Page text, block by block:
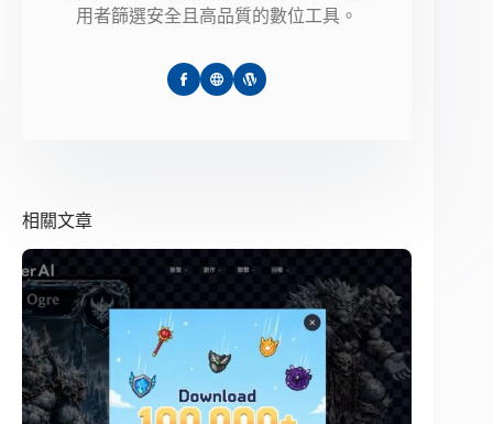
用者篩選安全且高品質的數位工具。
相關文章